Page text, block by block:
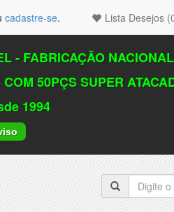
- FABRICAÇÃO NACIONAL
50PÇS SUPER
1994
cadastre-se. Lista Desejos